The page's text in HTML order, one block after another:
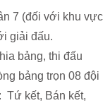
7 (đối với khu vực
giải đấu.
bảng, thi đấu
bảng trọn 08 đội
Tứ kết, Bán kết,